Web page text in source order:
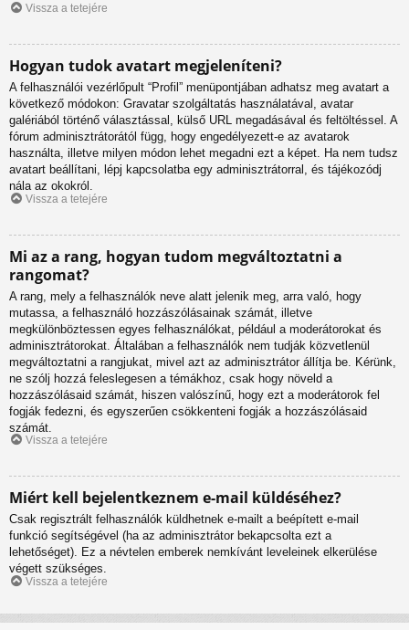
Vissza a tetejére
Hogyan tudok avatart megjeleníteni?
A felhasználói vezérlőpult “Profil” menüpontjában adhatsz meg avatart a
következő módokon: Gravatar szolgáltatás használatával, avatar
galériából történő választással, külső URL megadásával és feltöltéssel. A
fórum adminisztrátorától függ, hogy engedélyezett-e az avatarok
használta, illetve milyen módon lehet megadni ezt a képet. Ha nem tudsz
avatart beállítani, lépj kapcsolatba egy adminisztrátorral, és tájékozódj
nála az okokról.
Vissza a tetejére
Mi az a rang, hogyan tudom megváltoztatni a
rangomat?
A rang, mely a felhasználók neve alatt jelenik meg, arra való, hogy
mutassa, a felhasználó hozzászólásainak számát, illetve
megkülönböztessen egyes felhasználókat, például a moderátorokat és
adminisztrátorokat. Általában a felhasználók nem tudják közvetlenül
megváltoztatni a rangjukat, mivel azt az adminisztrátor állítja be. Kérünk,
ne szólj hozzá feleslegesen a témákhoz, csak hogy növeld a
hozzászólásaid számát, hiszen valószínű, hogy ezt a moderátorok fel
fogják fedezni, és egyszerűen csökkenteni fogják a hozzászólásaid
számát.
Vissza a tetejére
Miért kell bejelentkeznem e-mail küldéséhez?
Csak regisztrált felhasználók küldhetnek e-mailt a beépített e-mail
funkció segítségével (ha az adminisztrátor bekapcsolta ezt a
lehetőséget). Ez a névtelen emberek nemkívánt leveleinek elkerülése
végett szükséges.
Vissza a tetejére